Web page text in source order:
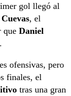
gol llegó al
, el
que Daniel
ofensivas, pero
finales, el
tras una gran